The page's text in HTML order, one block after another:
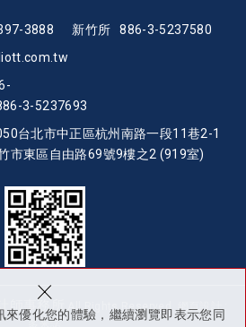
優化您的體驗，繼續瀏覽即表示您同
×
3888
新竹所 886-3-5237580
tw
3-5237693
台北市中正區杭州南路一段11巷2-1
東區自由路69號9樓之2 (919室)
師事務所 All Rights Reserved. 網頁設計 :
多米諾